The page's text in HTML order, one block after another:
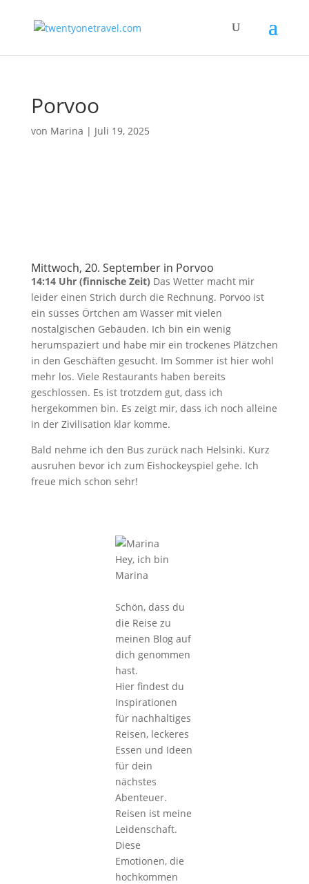
Porvoo
von Marina | Juli 19, 2025
Mittwoch, 20. September in Porvoo
14:14 Uhr (finnische Zeit) Das Wetter macht mir
leider einen Strich durch die Rechnung. Porvoo ist
ein süsses Örtchen am Wasser mit vielen
nostalgischen Gebäuden. Ich bin ein wenig
herumspaziert und habe mir ein trockenes Plätzchen
in den Geschäften gesucht. Im Sommer ist hier wohl
mehr los. Viele Restaurants haben bereits
geschlossen. Es ist trotzdem gut, dass ich
hergekommen bin. Es zeigt mir, dass ich noch alleine
in der Zivilisation klar komme.
Bald nehme ich den Bus zurück nach Helsinki. Kurz
ausruhen bevor ich zum Eishockeyspiel gehe. Ich
freue mich schon sehr!
Hey, ich bin
Marina
Schön, dass du
die Reise zu
meinen Blog auf
dich genommen
hast.
Hier findest du
Inspirationen
für nachhaltiges
Reisen, leckeres
Essen und Ideen
für dein
nächstes
Abenteuer.
Reisen ist meine
Leidenschaft.
Diese
Emotionen, die
hochkommen